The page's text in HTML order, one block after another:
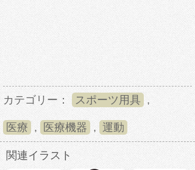
カテゴリー： スポーツ用具 ,
医療 , 医療機器 , 運動
関連イラスト